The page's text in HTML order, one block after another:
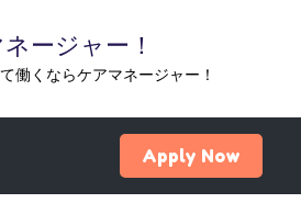
ージャー！
働くならケアマネージャー！
Apply Now